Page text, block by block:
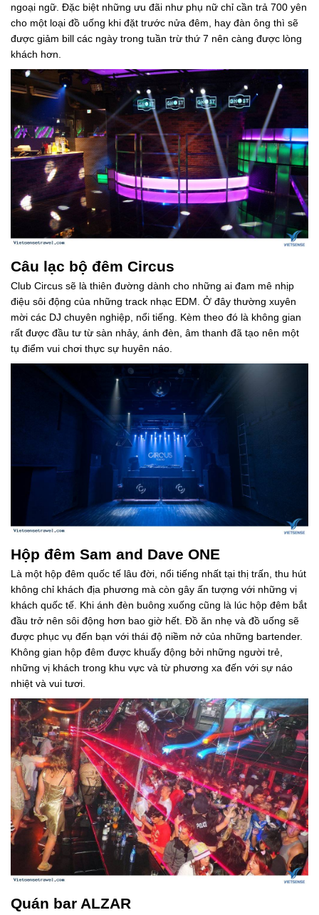
ngoại ngữ. Đặc biệt những ưu đãi như phụ nữ chỉ cần trả 700 yên
cho một loại đồ uống khi đặt trước nửa đêm, hay đàn ông thì sẽ
được giảm bill các ngày trong tuần trừ thứ 7 nên càng được lòng
khách hơn.
Câu lạc bộ đêm Circus
Club Circus sẽ là thiên đường dành cho những ai đam mê nhịp
điệu sôi động của những track nhạc EDM. Ở đây thường xuyên
mời các DJ chuyên nghiệp, nổi tiếng. Kèm theo đó là không gian
rất được đầu tư từ sàn nhảy, ánh đèn, âm thanh đã tạo nên một
tụ điểm vui chơi thực sự huyên náo.
Hộp đêm Sam and Dave ONE
Là một hộp đêm quốc tế lâu đời, nổi tiếng nhất tại thị trấn, thu hút
không chỉ khách địa phương mà còn gây ấn tượng với những vị
khách quốc tế. Khi ánh đèn buông xuống cũng là lúc hộp đêm bắt
đầu trở nên sôi động hơn bao giờ hết. Đồ ăn nhẹ và đồ uống sẽ
được phục vụ đến bạn với thái độ niềm nở của những bartender.
Không gian hộp đêm được khuấy động bởi những người trẻ,
những vị khách trong khu vực và từ phương xa đến với sự náo
nhiệt và vui tươi.
Quán bar ALZAR